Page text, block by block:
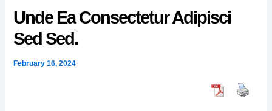
Unde Ea Consectetur Adipisci
Sed Sed.
February 16, 2024